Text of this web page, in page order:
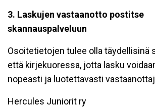
3. Laskujen vastaanotto postitse
skannauspalveluun
Osoitetietojen tulee olla täydellisinä
että kirjekuoressa, jotta lasku
nopeasti ja luotettavasti
Hercules Juniorit ry